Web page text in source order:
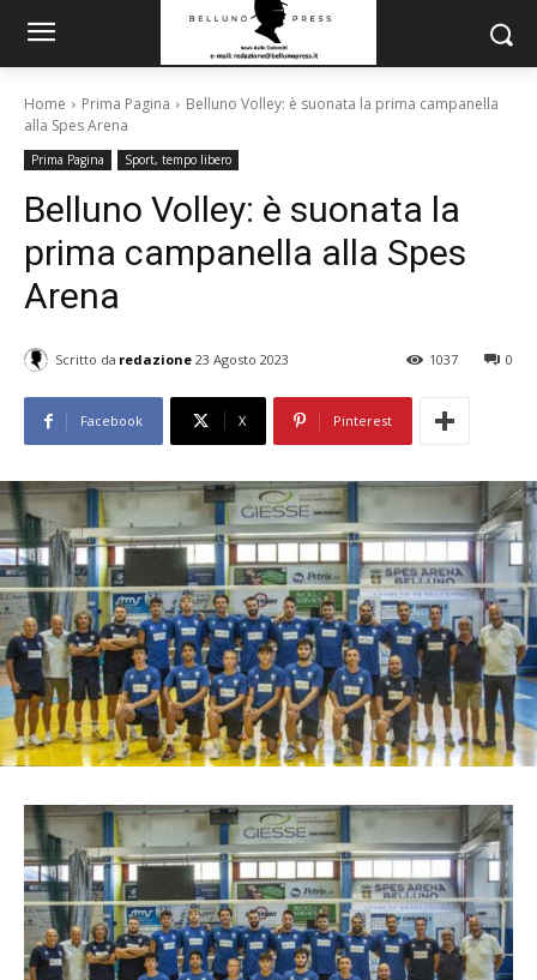
Home Prima Pagina
Belluno Volley: è suonata la prima campanella
alla Spes Arena
Prima Pagina Sport, tempo libero
Belluno Volley: è suonata la
prima campanella alla Spes
Arena
Scritto da redazione 23 Agosto 2023 0
1037
Facebook X Pinterest